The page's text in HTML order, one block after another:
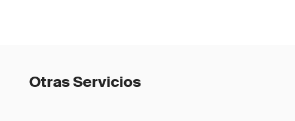
Otras Servicios